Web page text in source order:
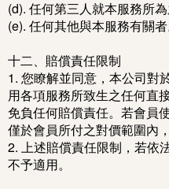
(d). 任何第三人就本服務所
(e). 任何其他與本服務有關者
十二、賠償責任限制
1. 您瞭解並同意，本公司對
用各項服務所致生之任何直
免負任何賠償責任。若會員
僅於會員所付之對價範圍內
2. 上述賠償責任限制，若依
不予適用。